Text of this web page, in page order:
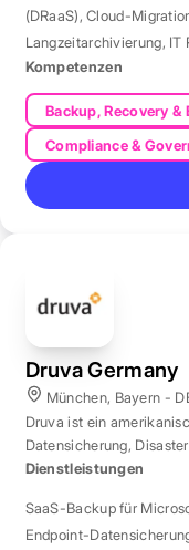
(DRaaS),Cloud-
Langzeitarchivierung, IT
Kompetenzen
Backup, Recovery
Compliance &
Druva Germany
München, Bayern -
Druva ist ein
Datensicherung,
Dienstleistungen
SaaS-Backup für
Endpoint-